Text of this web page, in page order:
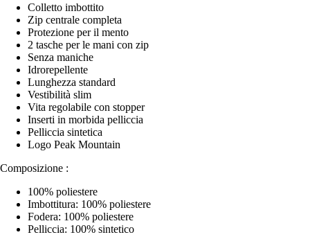
Colletto imbottito
Zip centrale completa
Protezione per il mento
2 tasche per le mani con zip
Senza maniche
Idrorepellente
Lunghezza standard
Vestibilità slim
Vita regolabile con stopper
Inserti in morbida pelliccia
Pelliccia sintetica
Logo Peak Mountain
Composizione :
100% poliestere
Imbottitura: 100% poliestere
Fodera: 100% poliestere
Pelliccia: 100% sintetico